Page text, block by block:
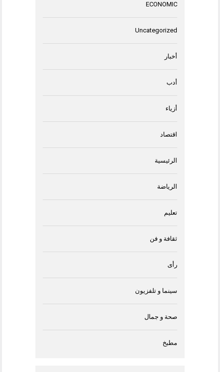
ECONOMIC
Uncategorized
أخبار
أدب
أزياء
اقتصاد
الرئيسية
الرياضة
تعليم
ثقافة و فن
رأى
سينما و تلفزيون
صحة و جمال
مطبخ